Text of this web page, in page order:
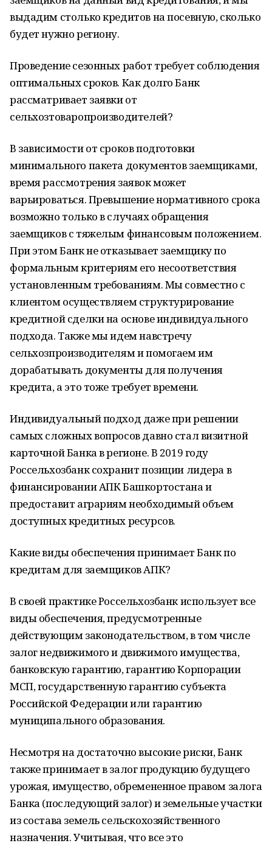
выдадим столько кредитов на посевную, сколько
будет нужно региону.
Проведение сезонных работ требует соблюдения
оптимальных сроков. Как долго Банк
рассматривает заявки от
сельхозтоваропроизводителей?
В зависимости от сроков подготовки
минимального пакета документов заемщиками,
время рассмотрения заявок может
варьироваться. Превышение нормативного срока
возможно только в случаях обращения
заемщиков с тяжелым финансовым положением.
При этом Банк не отказывает заемщику по
формальным критериям его несоответствия
установленным требованиям. Мы совместно с
клиентом осуществляем структурирование
кредитной сделки на основе индивидуального
подхода. Также мы идем навстречу
сельхозпроизводителям и помогаем им
дорабатывать документы для получения
кредита, а это тоже требует времени.
Индивидуальный подход даже при решении
самых сложных вопросов давно стал визитной
карточной Банка в регионе. В 2019 году
Россельхозбанк сохранит позиции лидера в
финансировании АПК Башкортостана и
предоставит аграриям необходимый объем
доступных кредитных ресурсов.
Какие виды обеспечения принимает Банк по
кредитам для заемщиков АПК?
В своей практике Россельхозбанк использует все
виды обеспечения, предусмотренные
действующим законодательством, в том числе
залог недвижимого и движимого имущества,
банковскую гарантию, гарантию Корпорации
МСП, государственную гарантию субъекта
Российской Федерации или гарантию
муниципального образования.
Несмотря на достаточно высокие риски, Банк
также принимает в залог продукцию будущего
урожая, имущество, обремененное правом залога
Банка (последующий залог) и земельные участки
из состава земель сельскохозяйственного
назначения. Учитывая, что все это